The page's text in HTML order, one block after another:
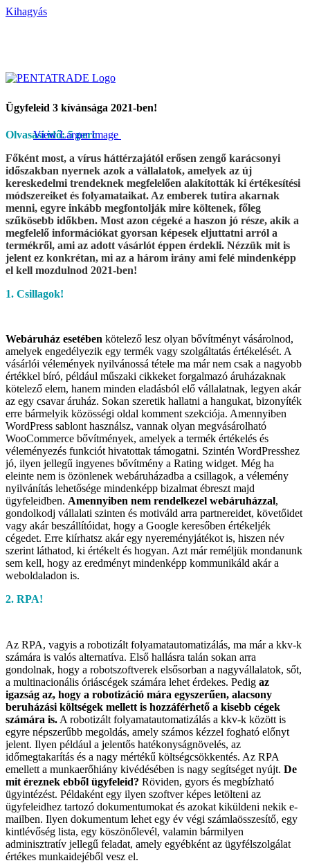
Kihagyás
Ügyfeleid 3 kívánsága 2021-ben!
View Larger Image
Olvasási idő: 5 perc
Főként most, a vírus háttérzajától erősen zengő karácsonyi
időszakban nyernek azok a vállalatok, amelyek az új
kereskedelmi trendeknek megfelelően alakították ki értékesítési
módszereiket és folyamataikat. Az emberek tutira akarnak
menni, egyre inkább megfontolják mire költenek, főleg
szűkösebb időkben. Most azon cégeké a haszon jó része, akik a
megfelelő információkat gyorsan képesek eljuttatni arról a
termékről, ami az adott vásárlót éppen érdekli. Nézzük mit is
jelent ez konkrétan, mi az a három irány ami felé mindenképp
el kell mozdulnod 2021-ben!
1. Csillagok!
Webáruház esetében kötelező lesz olyan bővítményt vásárolnod,
amelyek engedélyezik egy termék vagy szolgáltatás értékelését. A
vásárlói vélemények nyilvánossá tétele ma már nem csak a nagyobb
értékkel bíró, például műszaki cikkeket forgalmazó áruházaknak
kötelező elem, hanem minden eladásból elő vállalatnak, legyen akár
az egy csavar áruház. Sokan szeretik hallatni a hangukat, bizonyíték
erre bármelyik közösségi oldal komment szekciója. Amennyiben
WordPress sablont használsz, vannak olyan megvásárolható
WooCommerce bővítmények, amelyek a termék értékelés és
véleményezés funkciót hivatottak támogatni. Szintén WordPresshez
jó, ilyen jellegű ingyenes bővítmény a Rating widget. Még ha
eleinte nem is özönlenek webáruházadba a csillagok, a vélemény
nyilvánítás lehetősége mindenképp bizalmat ébreszt majd
ügyfeleidben. Amennyiben nem rendelkezel webáruházzal,
gondolkodj vállalati szinten és motiváld arra partnereidet, követőidet
vagy akár beszállítóidat, hogy a Google keresőben értékeljék
cégedet. Erre kiírhatsz akár egy nyereményjátékot is, hiszen név
szerint láthatod, ki értékelt és hogyan. Azt már reméljük mondanunk
sem kell, hogy az eredményt mindenképp kommunikáld akár a
weboldaladon is.
2. RPA!
Az RPA, vagyis a robotizált folyamatautomatizálás, ma már a kkv-k
számára is valós alternatíva. Első hallásra talán sokan arra
gondolnak, hogy a robotszoftverek elsősorban a nagyvállalatok, sőt,
a multinacionális óriáscégek számára lehet érdekes. Pedig az
igazság az, hogy a robotizáció mára egyszerűen, alacsony
beruházási költségek mellett is hozzáférhető a kisebb cégek
számára is. A robotizált folyamatautomatizálás a kkv-k között is
egyre népszerűbb megoldás, amely számos kézzel fogható előnyt
jelent. Ilyen például a jelentős hatékonyságnövelés, az
időmegtakarítás és a nagy mértékű költségcsökkentés. Az RPA
emellett a munkaerőhiány kivédésében is nagy segítséget nyújt. De
mit éreznek ebből ügyfeleid? Röviden, gyors és megbízható
ügyintézést. Példaként egy ilyen szoftver képes letölteni az
ügyfeleidhez tartozó dokumentumokat és azokat kiküldeni nekik e-
mailben. Ilyen dokumentum lehet egy év végi számlaösszesítő, egy
kintlévőség lista, egy köszönőlevél, valamin bármilyen
adminisztratív jellegű feladat, amely egyébként az ügyfélszolgálat
értékes munkaidejéből vesz el.